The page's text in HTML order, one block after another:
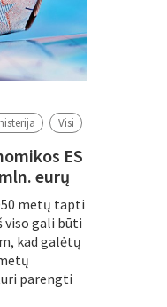
Visi
ES
eurų
metų tapti
viso gali būti
kad galėtų
parengti